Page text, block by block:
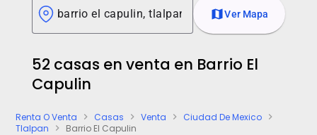
mapVer Mapa
52 casas en venta en Barrio El
Capulin
Renta O Venta chevron_right Casas chevron_right Venta chevron_right Ciudad De Mexico chevron_right
Tlalpan chevron_right Barrio El Capulin